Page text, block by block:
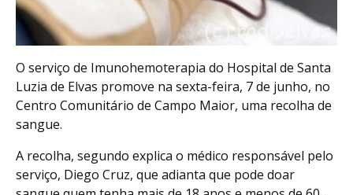
O serviço de Imunohemoterapia do Hospital de Santa
Luzia de Elvas promove na sexta-feira, 7 de junho, no
Centro Comunitário de Campo Maior, uma recolha de
sangue.
A recolha, segundo explica o médico responsável pelo
serviço, Diego Cruz, que adianta que pode doar